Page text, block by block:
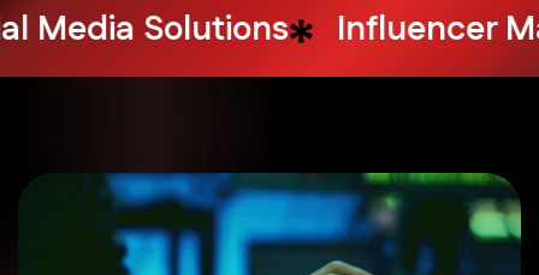
Design Services Web Hosting